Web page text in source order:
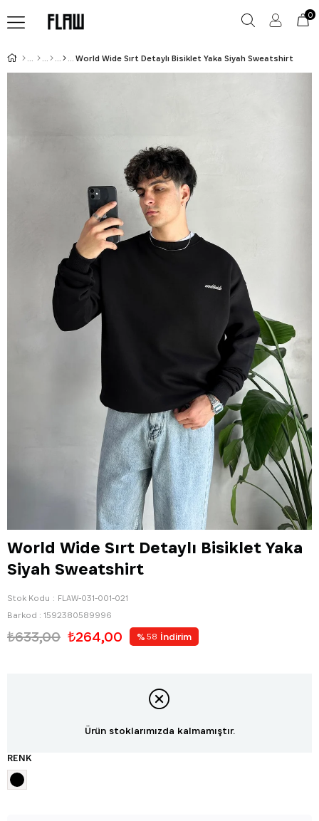
0
World Wide Sırt Detaylı Bisiklet Yaka Siyah Sweatshirt
World Wide Sırt Detaylı Bisiklet Yaka
Siyah Sweatshirt
Stok Kodu
FLAW-031-001-021
Barkod : 1592380589996
₺633,00 ₺264,00 % 58 İndirim
Ürün stoklarımızda kalmamıştır.
RENK